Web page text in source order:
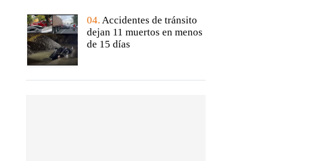
04. Accidentes de tránsito
dejan 11 muertos en menos
de 15 días